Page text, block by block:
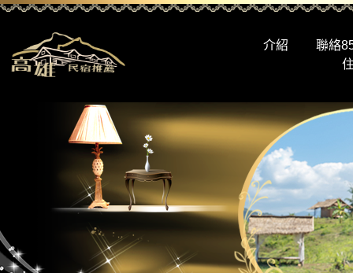
介紹
聯絡